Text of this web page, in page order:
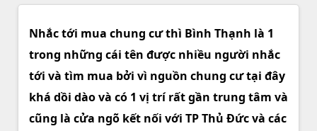
Nhắc tới mua chung cư thì Bình Thạnh là 1
trong những cái tên được nhiều người nhắc
tới và tìm mua bởi vì nguồn chung cư tại đây
khá dồi dào và có 1 vị trí rất gần trung tâm và
cũng là cửa ngõ kết nối với TP Thủ Đức và các